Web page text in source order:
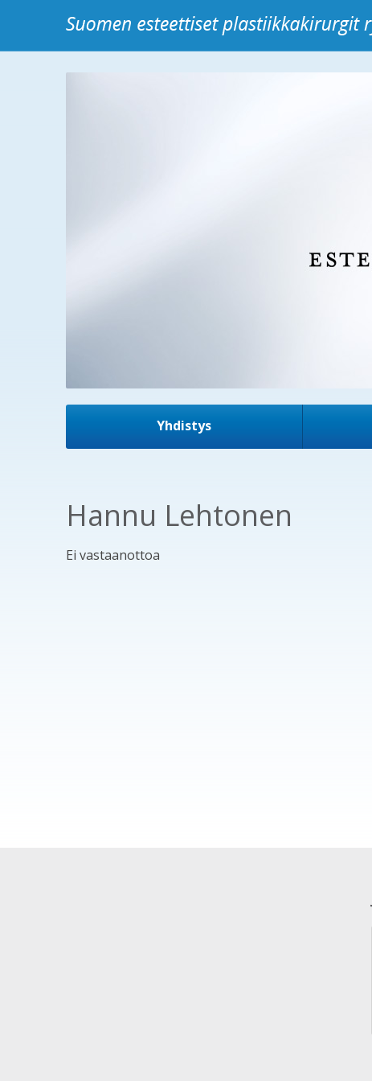
Yhdistys
Hannu Lehtonen
Ei vastaanottoa